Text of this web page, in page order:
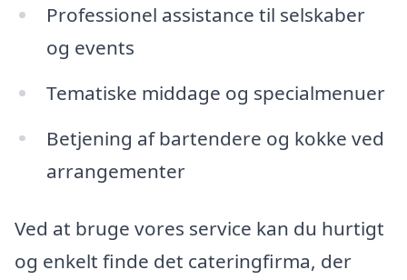
Professionel assistance til selskaber
og events
Tematiske middage og specialmenuer
Betjening af bartendere og kokke ved
arrangementer
Ved at bruge vores service kan du hurtigt
og enkelt finde det cateringfirma, der